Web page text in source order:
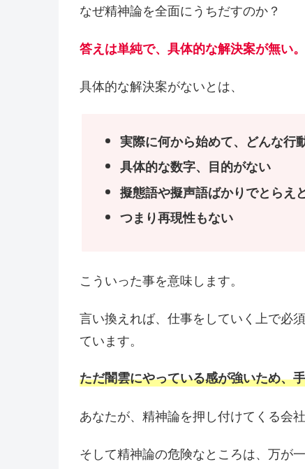
なぜ精神論を全面にうちだすのか？
答えは単純で、具体的な解決案が無い。
具体的な解決案がないとは、
実際に何から始めて、どんな行
具体的な数字、目的がない
擬態語や擬声語ばかりでとらえ
つまり再現性もない
こういった事を意味します。
言い換えれば、仕事をしていく上で必
ています。
ただ闇雲にやっている感が強いため、
あなたが、精神論を押し付けてくる会
そして精神論の危険なところは、万が